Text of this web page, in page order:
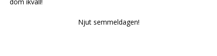
Njut semmeldagen!